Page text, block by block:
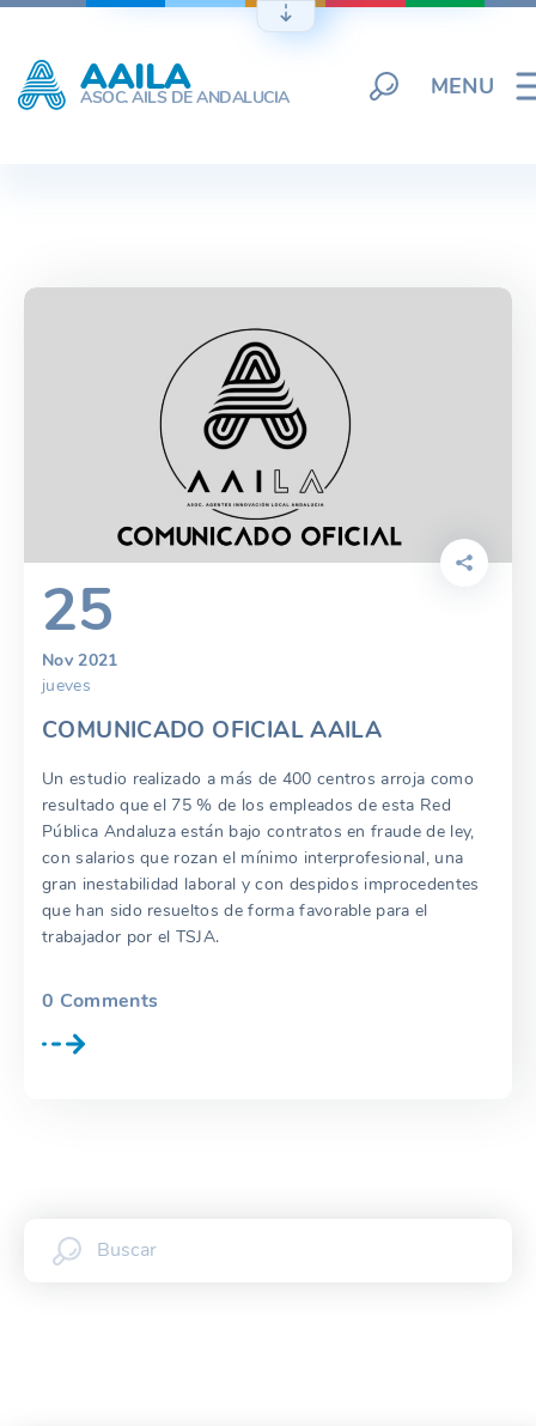
Skip
content
AAILA
ASOC. AILS DE ANDALUCIA MENU
25
Nov 2021
jueves
COMUNICADO OFICIAL AAILA
Un estudio realizado a más de 400 centros arroja como
resultado que el 75 % de los empleados de esta Red
Pública Andaluza están bajo contratos en fraude de ley,
con salarios que rozan el mínimo interprofesional, una
gran inestabilidad laboral y con despidos improcedentes
que han sido resueltos de forma favorable para el
trabajador por el TSJA.
0 Comments